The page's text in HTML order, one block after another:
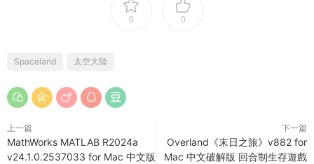
0 0
Spaceland 太空大陸
上一篇
MathWorks MATLAB R2024a
v24.1.0.2537033 for Mac 中文版
下一篇
Overland《末日之旅》v882 for
Mac 中文破解版 回合制生存遊戲